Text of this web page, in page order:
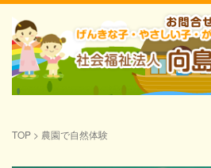
TOP > 農園で自然体験